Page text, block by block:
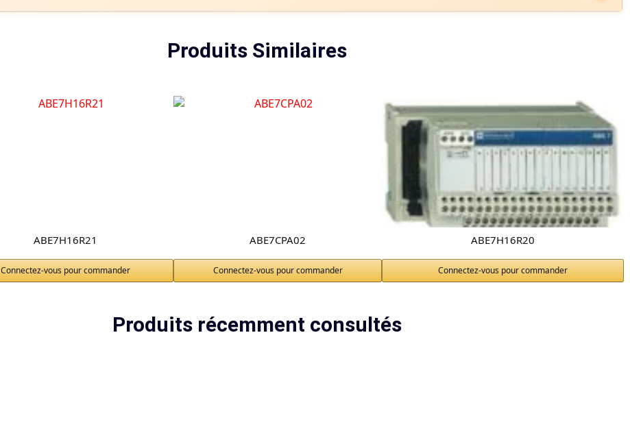
Produits Similaires
ABE7H16R21
Connectez-vous pour commander
ABE7CPA02
Connectez-vous pour commander
ABE7H16R20
Connectez-vous pour commander
Produits récemment consultés